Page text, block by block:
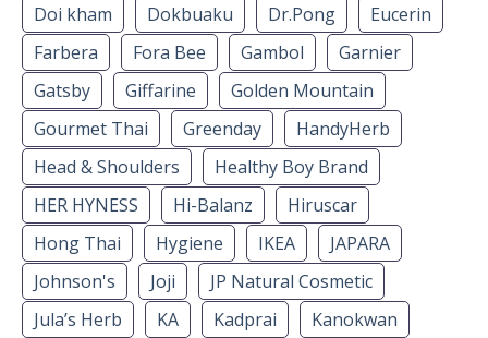
Doi kham
Dokbuaku Dr.Pong
Eucerin
Farbera
Fora Bee Gambol
Garnier
Gatsby
Giffarine
Golden Mountain
Gourmet Thai
Greenday
HandyHerb
Head & Shoulders
Healthy Boy Brand
HER HYNESS
Hi-Balanz
Hiruscar
Hong Thai
Hygiene IKEA
JAPARA
Johnson's
Joji
JP Natural Cosmetic
Jula’s Herb
KA Kadprai
Kanokwan